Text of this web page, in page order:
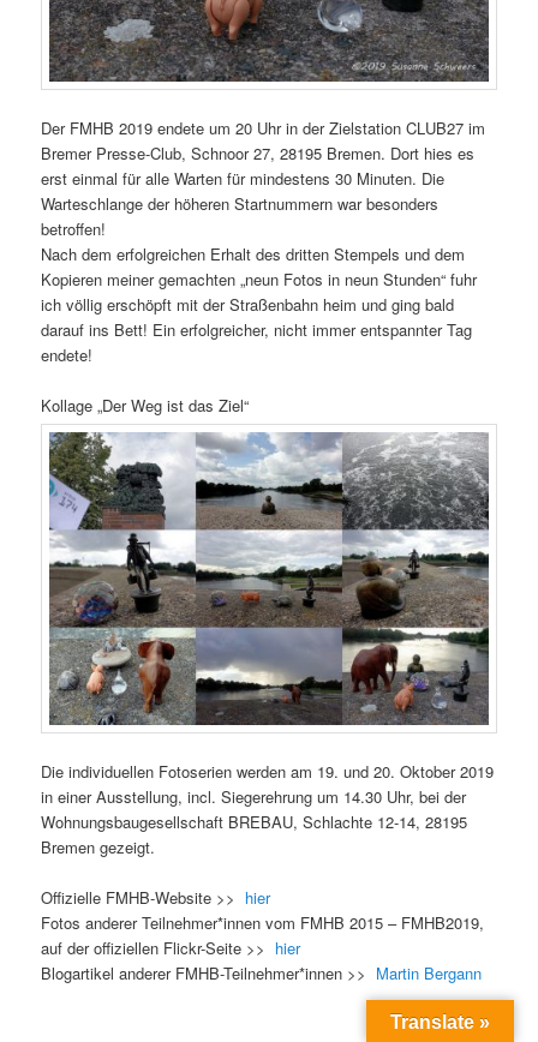
Der FMHB 2019 endete um 20 Uhr in der Zielstation CLUB27 im
Bremer Presse-Club, Schnoor 27, 28195 Bremen. Dort hies es
erst einmal für alle Warten für mindestens 30 Minuten. Die
Warteschlange der höheren Startnummern war besonders
betroffen!
Nach dem erfolgreichen Erhalt des dritten Stempels und dem
Kopieren meiner gemachten „neun Fotos in neun Stunden“ fuhr
ich völlig erschöpft mit der Straßenbahn heim und ging bald
darauf ins Bett! Ein erfolgreicher, nicht immer entspannter Tag
endete!
Kollage „Der Weg ist das Ziel“
Die individuellen Fotoserien werden am 19. und 20. Oktober 2019
in einer Ausstellung, incl. Siegerehrung um 14.30 Uhr, bei der
Wohnungsbaugesellschaft BREBAU, Schlachte 12-14, 28195
Bremen gezeigt.
Offizielle FMHB-Website >> hier
Fotos anderer Teilnehmer*innen vom FMHB 2015 – FMHB2019,
auf der offiziellen Flickr-Seite >> hier
Blogartikel anderer FMHB-Teilnehmer*innen >> Martin Bergann
Translate »